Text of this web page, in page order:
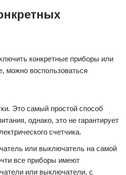
конкретные приборы или
можно воспользоваться
Это самый простой способ
однако, это не гарантирует
счетчика.
или выключатель на самой
все приборы имеют
или выключатели, с